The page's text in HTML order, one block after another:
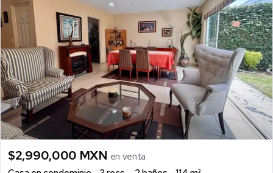
$2,990,000 MXN en venta